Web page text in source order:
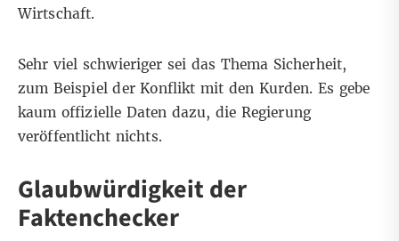
Wirtschaft.
Sehr viel schwieriger sei das Thema Sicherheit,
zum Beispiel der Konflikt mit den Kurden. Es gebe
kaum offizielle Daten dazu, die Regierung
veröffentlicht nichts.
Glaubwürdigkeit der
Faktenchecker